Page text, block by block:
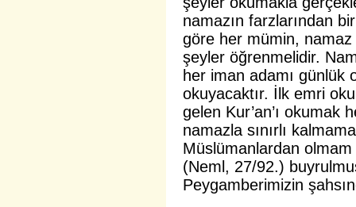
namazın farzlarından
göre her mümin, namaz
şeyler öğrenmelidir.
her iman adamı günlük
okuyacaktır. İlk emri
gelen Kur’an’ı
namazla sınırlı
Müslümanlardan
(Neml, 27/92.)
Peygamberimizin